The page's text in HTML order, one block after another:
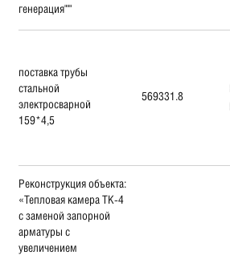
генерация"""
поставка трубы
стальной
электросварной
159*4,5
569331.8
Реконструкция объекта:
«Тепловая камера ТК-4
с заменой запорной
арматуры с
увеличением